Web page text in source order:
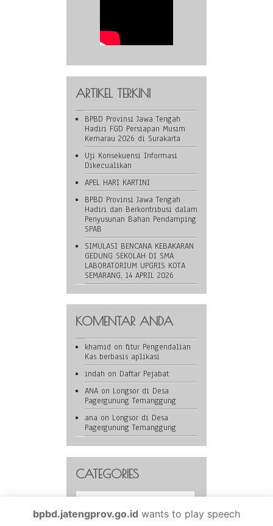
ARTIKEL TERKINI
BPBD Provinsi Jawa Tengah
Hadiri FGD Persiapan Musim
Kemarau 2026 di Surakarta
Uji Konsekuensi Informasi
Dikecualikan
APEL HARI KARTINI
BPBD Provinsi Jawa Tengah
Hadiri dan Berkontribusi dalam
Penyusunan Bahan Pendamping
SPAB
SIMULASI BENCANA KEBAKARAN
GEDUNG SEKOLAH DI SMA
LABORATORIUM UPGRIS KOTA
SEMARANG, 14 APRIL 2026
KOMENTAR ANDA
khamid on fitur Pengendalian
Kas berbasis aplikasi
indah on Daftar Pejabat
ANA on Longsor di Desa
Pagergunung Temanggung
ana on Longsor di Desa
Pagergunung Temanggung
CATEGORIES
Categories
bpbd.jatengprov.go.id wants to play speech